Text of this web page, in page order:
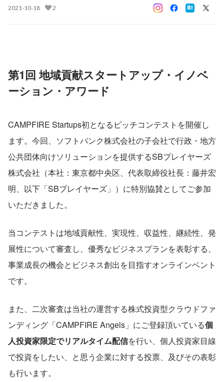
2021-10-18 2
第1回 地域貢献スタートアップ・イノベ
ーション・アワード
CAMPFIRE Startups初となるピッチコンテストを開催し
ます。今回、ソフトバンク株式会社の子会社で行政・地方
公共団体向けソリューションを提供するSBプレイヤーズ
株式会社（本社：東京都中央区、代表取締役社長：藤井宏
明、以下「SBプレイヤーズ」）に特別協賛としてご参加
いただきました。
当コンテストは地域貢献性、実現性、収益性、継続性、発
展性について審査し、優秀なビジネスプランを表彰する、
事業成長の機会とビジネス創出を目指すオンラインベント
です。
また、二次審査は当社の運営する株式投資型クラウドファ
ンディング「CAMPFIRE Angels」にご登録頂いている個
人投資家限定でリアルタイム配信を行い、個人投資家目線
で投資をしたい、と思う企業に対する投票、及びその表彰
も行います。